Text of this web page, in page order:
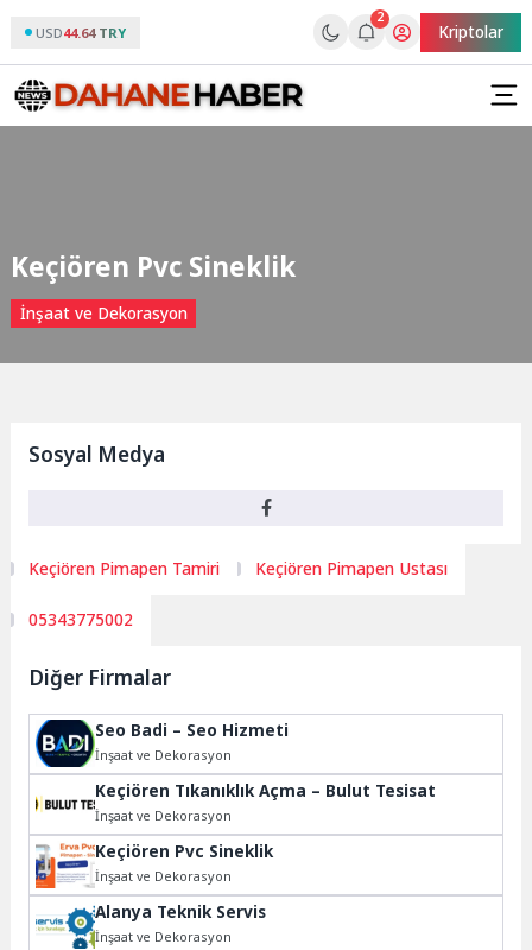
USD44.64 TRY
2
Kriptolar
Keçiören Pvc Sineklik
İnşaat ve Dekorasyon
Sosyal Medya
Keçiören Pimapen Tamiri Keçiören Pimapen Ustası
05343775002
Diğer Firmalar
Seo Badi – Seo Hizmeti
İnşaat ve Dekorasyon
Keçiören Tıkanıklık Açma – Bulut Tesisat
İnşaat ve Dekorasyon
Keçiören Pvc Sineklik
İnşaat ve Dekorasyon
Alanya Teknik Servis
İnşaat ve Dekorasyon